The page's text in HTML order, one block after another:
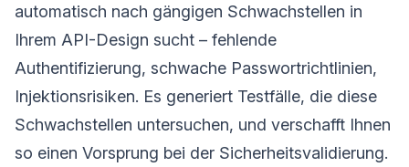
automatisch nach gängigen Schwachstellen in
Ihrem API-Design sucht – fehlende
Authentifizierung, schwache Passwortrichtlinien,
Injektionsrisiken. Es generiert Testfälle, die diese
Schwachstellen untersuchen, und verschafft Ihnen
so einen Vorsprung bei der Sicherheitsvalidierung.